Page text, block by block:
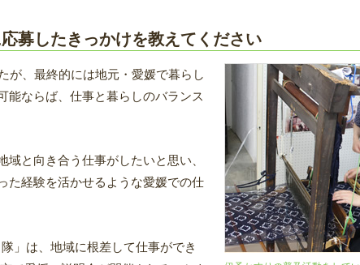
募したきっかけを教えてください
が、最終的には地元・愛媛で暮らし
能ならば、仕事と暮らしのバランス
域と向き合う仕事がしたいと思い、
た経験を活かせるような愛媛での仕
」は、地域に根差して仕事ができ